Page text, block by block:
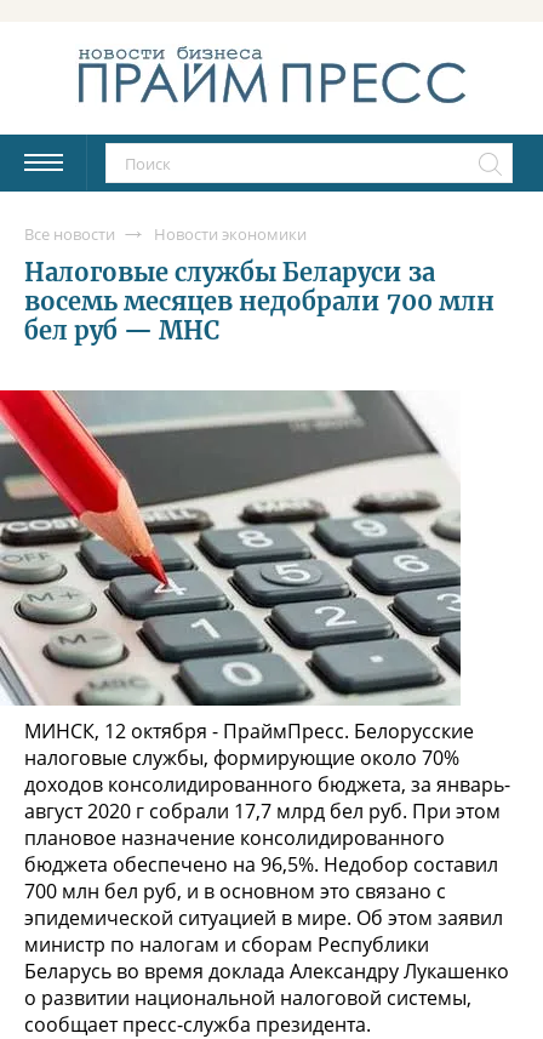
Все новости Новости экономики
Налоговые службы Беларуси за
восемь месяцев недобрали 700 млн
бел руб — МНС
МИНСК, 12 октября - ПраймПресс. Белорусские
налоговые службы, формирующие около 70%
доходов консолидированного бюджета, за январь-
август 2020 г собрали 17,7 млрд бел руб. При этом
плановое назначение консолидированного
бюджета обеспечено на 96,5%. Недобор составил
700 млн бел руб, и в основном это связано с
эпидемической ситуацией в мире. Об этом заявил
министр по налогам и сборам Республики
Беларусь во время доклада Александру Лукашенко
о развитии национальной налоговой системы,
сообщает пресс-служба президента.